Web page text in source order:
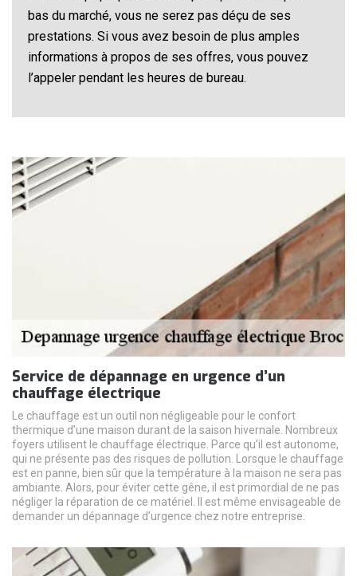
bas du marché, vous ne serez pas déçu de ses
prestations. Si vous avez besoin de plus amples
informations à propos de ses offres, vous pouvez
l’appeler pendant les heures de bureau.
Service de dépannage en urgence d’un
chauffage électrique
Le chauffage est un outil non négligeable pour le confort
thermique d’une maison durant de la saison hivernale. Nombreux
foyers utilisent le chauffage électrique. Parce qu’il est autonome,
qui ne présente pas des risques de pollution. Lorsque le chauffage
est en panne, bien sûr que la température à la maison ne sera pas
ambiante. Alors, pour éviter cette gêne, il est primordial de ne pas
négliger la réparation de ce matériel. Il est même envisageable de
demander un dépannage d’urgence chez notre entreprise.